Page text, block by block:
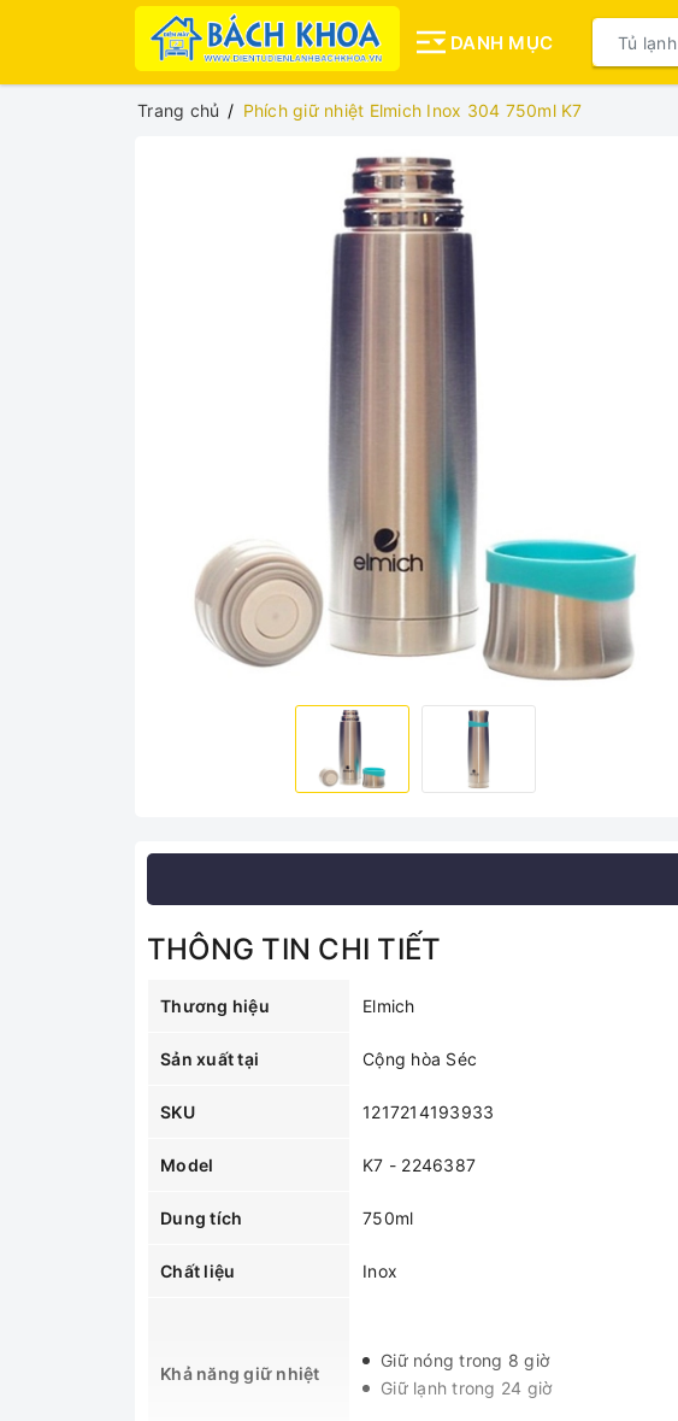
DANH MỤC
Trang chủ Phích giữ nhiệt Elmich Inox 304 750ml K7
THÔNG TIN CHI TIẾT
Thương hiệu Elmich
Sản xuất tại Cộng hòa Séc
SKU 1217214193933
Model K7 - 2246387
Dung tích 750ml
Chất liệu Inox
Khả năng giữ nhiệt
Giữ nóng trong 8 giờ
Giữ lạnh trong 24 giờ